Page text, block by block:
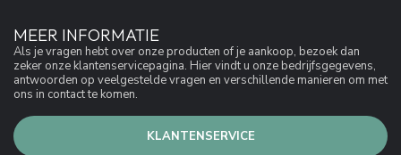
MEER INFORMATIE
Als je vragen hebt over onze producten of je aankoop, bezoek dan
zeker onze klantenservicepagina. Hier vindt u onze bedrijfsgegevens,
antwoorden op veelgestelde vragen en verschillende manieren om met
ons in contact te komen.
KLANTENSERVICE